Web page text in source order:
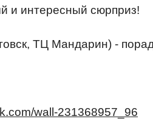
и интересный сюрприз!
ТЦ Мандарин) -
wall-231368957_96